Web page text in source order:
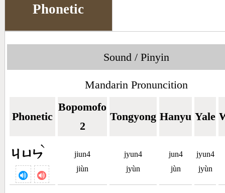
Phonetic
Sound / Pinyin
Mandarin Pronuncition
Phonetic
Bopomofo
2
Tongyong Hanyu Yale
ㄐㄩㄣ
ˋ
jiun4
jiùn
jyun4
jyùn
jun4
jùn
jyun4
jyùn